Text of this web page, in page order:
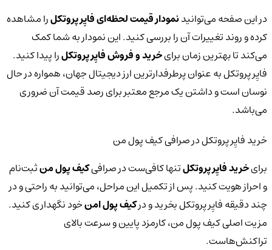
در این صفحه می‌توانیدنمودار قیمت لحظه‌ای فایِر پروتکلرا مشاهده
کرده و روند تغییرات آن را بررسی کنید. این نمودار به شما کمک
می‌کند تا بهترین زمان برایخرید و فروش فایِر پروتکلرا پیدا کنید.
فایِر پروتکل به عنوان پرطرفدارترین ارز دیجیتال جهان، همواره در حال
نوسان است و داشتن یک مرجع معتبر برای رصد قیمت آن ضروری
می‌باشد.
خرید فایِر پروتکل در صرافی کیف پول من
برایخرید فایِر پروتکلتنها کافی‌ست در صرافیکیف پول منثبت‌نام
و احراز هویت کنید. پس از تکمیل این مراحل، می‌توانید به راحتی و در
چند دقیقه فایِر پروتکل بخرید و درکیف پول امنخود نگهداری کنید.
مزیت اصلی کیف پول من، کارمزد پایین و سرعت بالای
تراکنش‌هاست.